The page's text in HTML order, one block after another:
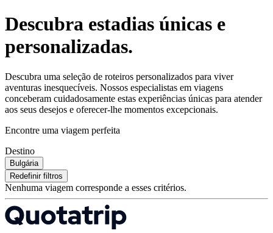
Descubra estadias únicas e
personalizadas.
Descubra uma seleção de roteiros personalizados para viver
aventuras inesquecíveis. Nossos especialistas em viagens
conceberam cuidadosamente estas experiências únicas para atender
aos seus desejos e oferecer-lhe momentos excepcionais.
Encontre uma viagem perfeita
Destino
Bulgária
Redefinir filtros
Nenhuma viagem corresponde a esses critérios.